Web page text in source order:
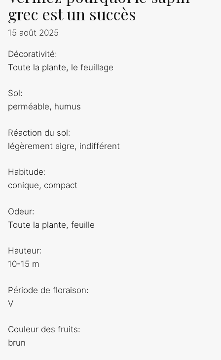
grec est un succès
15 août 2025
Décorativité:
Toute la plante, le feuillage
Sol:
perméable, humus
Réaction du sol:
légèrement aigre, indifférent
Habitude:
conique, compact
Odeur:
Toute la plante, feuille
Hauteur:
10-15 m
Période de floraison:
V
Couleur des fruits:
brun